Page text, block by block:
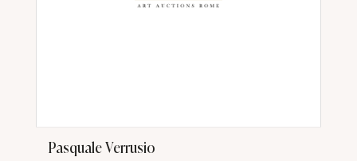
Pasquale Verrusio